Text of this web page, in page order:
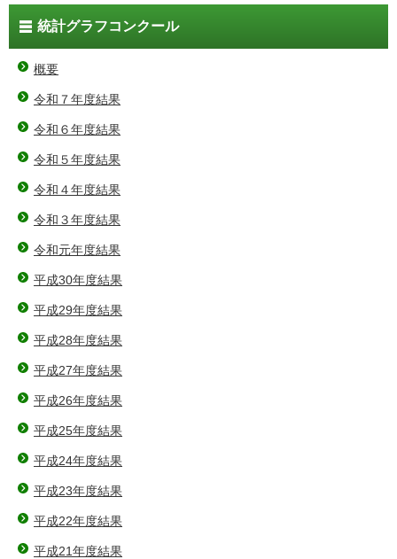
統計グラフコンクール
概要
令和７年度結果
令和６年度結果
令和５年度結果
令和４年度結果
令和３年度結果
令和元年度結果
平成30年度結果
平成29年度結果
平成28年度結果
平成27年度結果
平成26年度結果
平成25年度結果
平成24年度結果
平成23年度結果
平成22年度結果
平成21年度結果